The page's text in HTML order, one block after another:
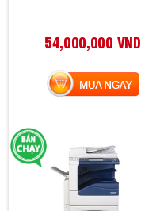
54,000,000 VND
MUA NGAY